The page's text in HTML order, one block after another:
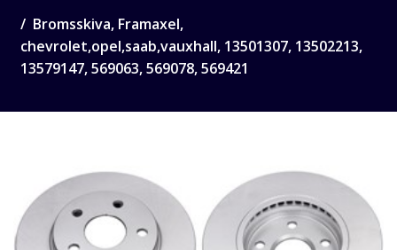
Bromsskiva, Framaxel,
chevrolet,opel,saab,vauxhall, 13501307, 13502213,
13579147, 569063, 569078, 569421